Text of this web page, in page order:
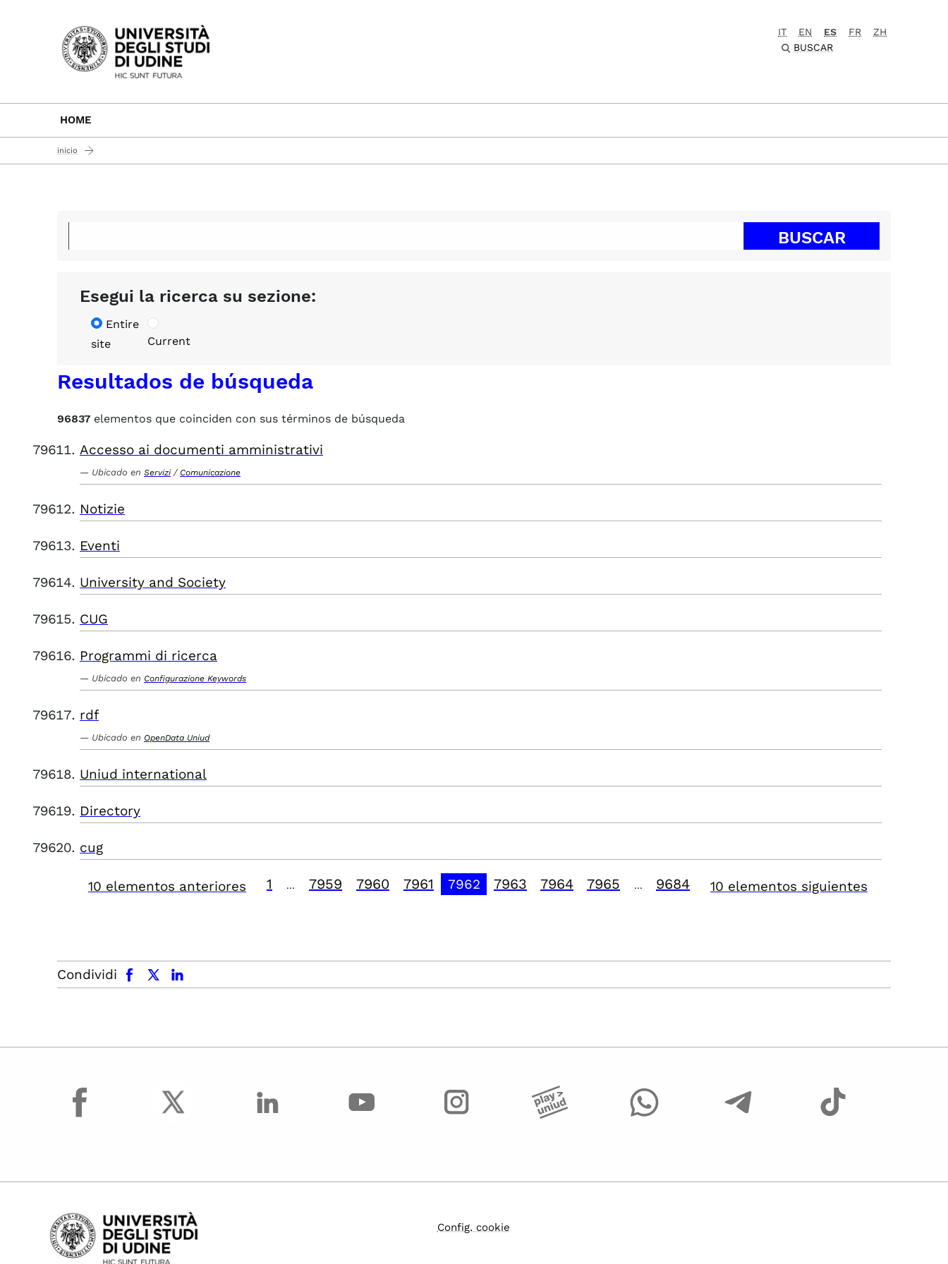
Passa al contenuto principale
IT EN ES FR
ZH
BUSCAR
HOME
inicio
Esegui la ricerca su sezione:
Entire
site
Current
Resultados de búsqueda
96837 elementos que coinciden con sus términos de búsqueda
Accesso ai documenti amministrativi
Ubicado en Servizi / Comunicazione
Notizie
Eventi
University and Society
CUG
Programmi di ricerca
Ubicado en Configurazione Keywords
rdf
Ubicado en OpenData Uniud
Uniud international
Directory
cug
10 elementos anteriores 1 7959 7960 7961 7962 7963 7964 7965 9684 10 elementos siguientes
Condividi
facebook x.com linkedin
facebook
Config. cookie